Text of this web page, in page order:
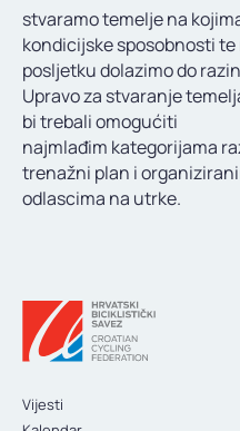
stvaramo temelje na
kondicijske sposobnosti te
posljetku dolazimo do
Upravo za stvaranje
bi trebali omogućiti
najmlađim kategorijama
trenažni plan i
odlascima na utrke.
Vijesti